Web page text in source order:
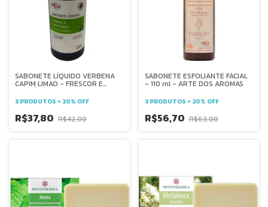
SABONETE LÍQUIDO VERBENA
CAPIM LIMAO - FRESCOR E
EQUILÍBRIO - ARTE DOS
AROMAS - 220 ML
3 PRODUTOS = 20% OFF
R$37,80 R$42,00
SABONETE ESFOLIANTE FACIAL
- 110 ml - ARTE DOS AROMAS
3 PRODUTOS = 20% OFF
R$56,70 R$63,00